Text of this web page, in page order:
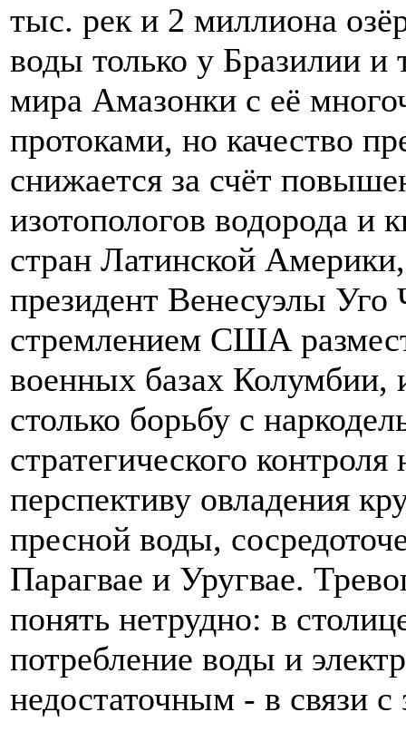
тыс. рек и 2 миллиона
воды только у Бразилии и
мира Амазонки с её
протоками, но качество
снижается за счёт
изотопологов водорода и
стран Латинской
президент Венесуэлы Уго
стремлением США
военных базах Колумбии,
столько борьбу с
стратегического
перспективу овладения
пресной воды,
Парагвае и Уругвае.
понять нетрудно: в
потребление воды и
недостаточным - в связи